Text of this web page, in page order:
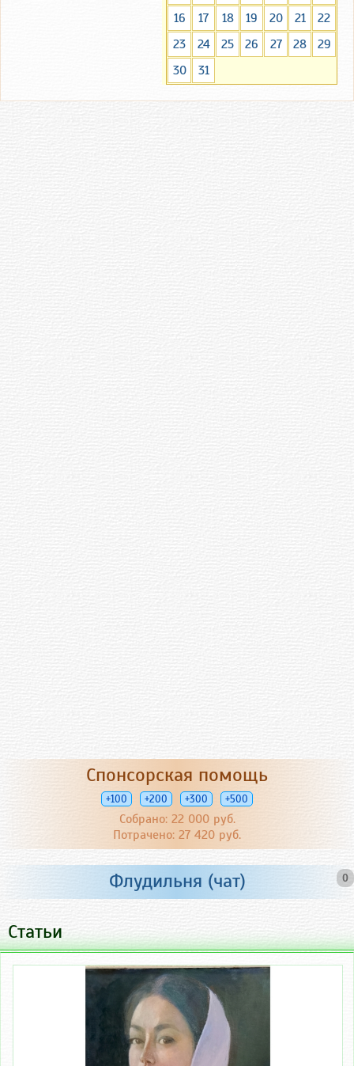
16
17 18 19 20 21
22
23
24 25 26 27 28
29
30
31
Спонсорская помощь
+100 +200 +300 +500
Собрано: 22 000 руб.
Потрачено: 27 420 руб.
0
Флудильня (чат)
Статьи